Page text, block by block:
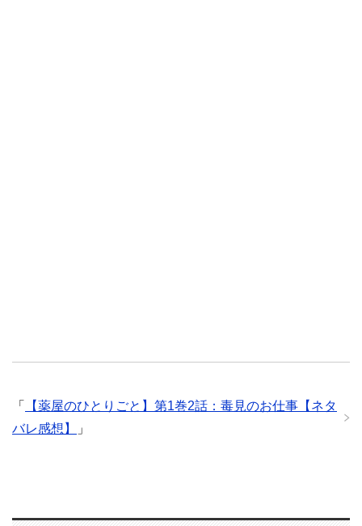
「
【薬屋のひとりごと】第1巻2話：毒見のお仕事【ネタ
バレ感想】
」